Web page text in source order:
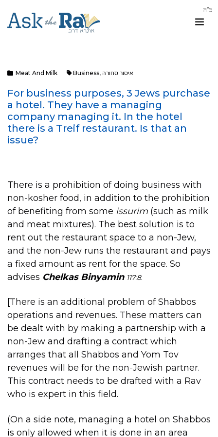
Meat And Milk Business, איסור סחורה
For business purposes, 3 Jews purchase
a hotel. They have a managing
company managing it. In the hotel
there is a Treif restaurant. Is that an
issue?
There is a prohibition of doing business with
non-kosher food, in addition to the prohibition
of benefiting from some issurim (such as milk
and meat mixtures). The best solution is to
rent out the restaurant space to a non-Jew,
and the non-Jew runs the restaurant and pays
a fixed amount as rent for the space. So
advises Chelkas Binyamin 117:8.
[There is an additional problem of Shabbos
operations and revenues. These matters can
be dealt with by making a partnership with a
non-Jew and drafting a contract which
arranges that all Shabbos and Yom Tov
revenues will be for the non-Jewish partner.
This contract needs to be drafted with a Rav
who is expert in this field.
(On a side note, managing a hotel on Shabbos
is only allowed when it is done in an area